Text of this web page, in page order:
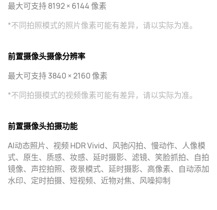
最大可支持 8192 × 6144 像素
*不同拍照模式的照片像素可能有差异，请以实际为准。
前置摄像头摄像分辨率
最大可支持 3840 × 2160 像素
*不同拍摄模式的视频像素可能有差异，请以实际为准。
前置摄像头拍摄功能
AI动态照片、视频 HDR Vivid、风驰闪拍、慢动作、人像模
式、原生、质感、妆感、延时摄影、滤镜、笑脸抓拍、自拍
镜像、声控拍照、夜景模式、延时摄影、高像素、自动添加
水印、定时拍摄、短视频、近物对焦、风噪抑制